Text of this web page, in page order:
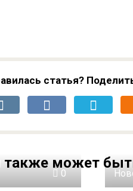
статья?
также может
0